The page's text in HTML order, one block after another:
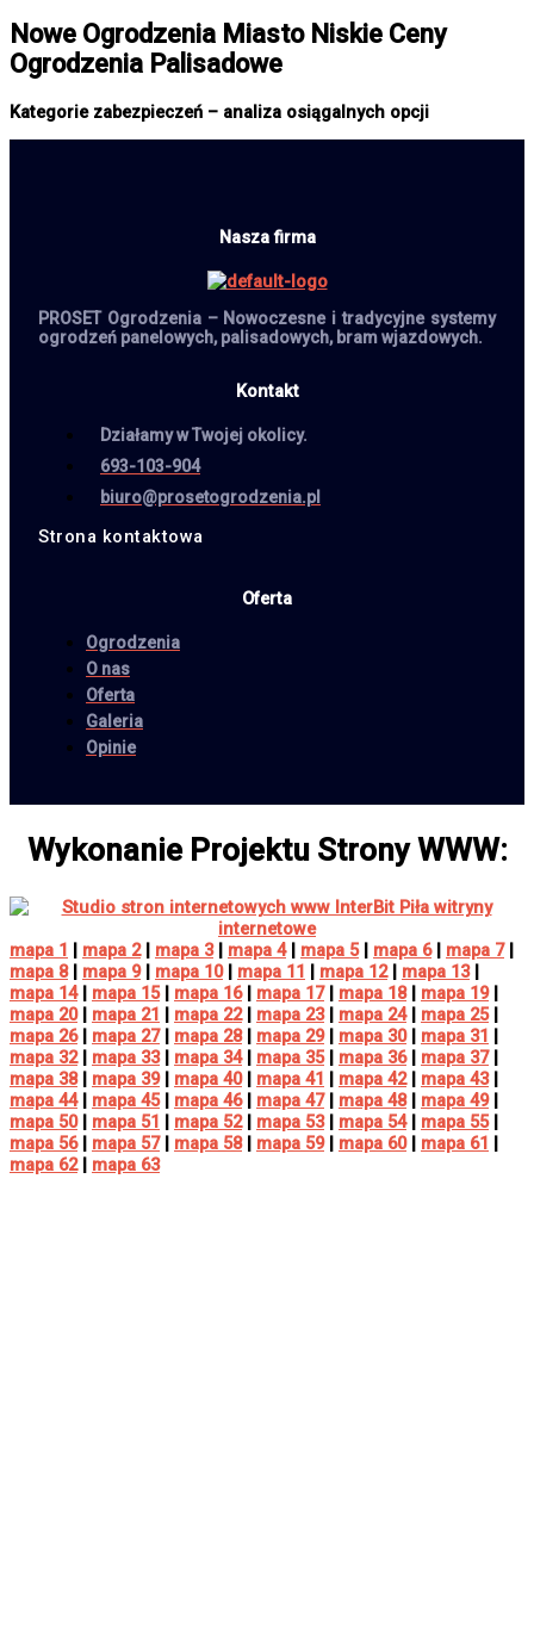
Nowe Ogrodzenia MiastoNiskie Ceny
Ogrodzenia Palisadowe
Kategorie zabezpieczeń – analiza osiągalnych opcji
Nasza firma
PROSET Ogrodzenia – Nowoczesne i tradycyjne systemy
ogrodzeń panelowych, palisadowych, bram wjazdowych.
Kontakt
Działamy w Twojej okolicy.
693-103-904
biuro@prosetogrodzenia.pl
Strona kontaktowa
Oferta
Ogrodzenia
O nas
Oferta
Galeria
Opinie
Wykonanie Projektu Strony WWW:
mapa 1 | mapa 2| mapa 3| mapa 4| mapa 5| mapa 6| mapa 7|
mapa 8| mapa 9| mapa 10| mapa 11 | mapa 12| mapa 13|
mapa 14| mapa 15| mapa 16| mapa 17| mapa 18| mapa 19|
mapa 20| mapa 21 | mapa 22| mapa 23| mapa 24| mapa 25|
mapa 26| mapa 27| mapa 28| mapa 29| mapa 30| mapa 31 |
mapa 32| mapa 33| mapa 34| mapa 35| mapa 36| mapa 37|
mapa 38| mapa 39| mapa 40| mapa 41 | mapa 42| mapa 43|
mapa 44| mapa 45| mapa 46| mapa 47| mapa 48| mapa 49|
mapa 50| mapa 51 | mapa 52| mapa 53| mapa 54| mapa 55|
mapa 56| mapa 57| mapa 58| mapa 59| mapa 60| mapa 61 |
mapa 62| mapa 63